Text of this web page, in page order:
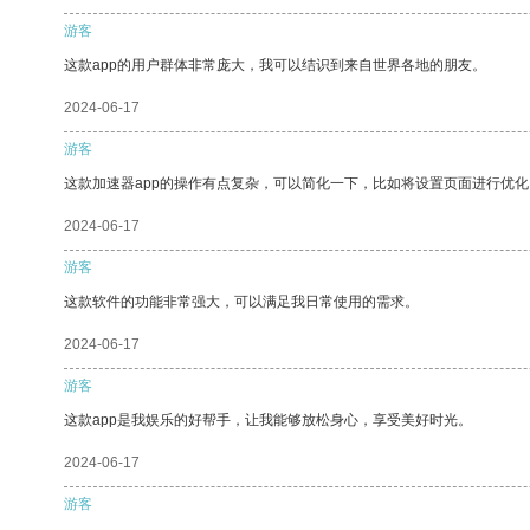
游客
这款app的用户群体非常庞大，我可以结识到来自世界各地的朋友。
2024-06-17
游客
这款加速器app的操作有点复杂，可以简化一下，比如将设置页面进行优
2024-06-17
游客
这款软件的功能非常强大，可以满足我日常使用的需求。
2024-06-17
游客
这款app是我娱乐的好帮手，让我能够放松身心，享受美好时光。
2024-06-17
游客